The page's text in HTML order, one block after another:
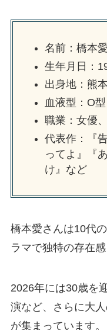
名前：橋本愛
生年月日：
出身地：熊
血液型：O型
職業：女優
代表作：『
ってよ』『
け』など
橋本愛さんは10代
ラマで独特の存在
2026年には30歳を
演など、さらに大
が集まっています。